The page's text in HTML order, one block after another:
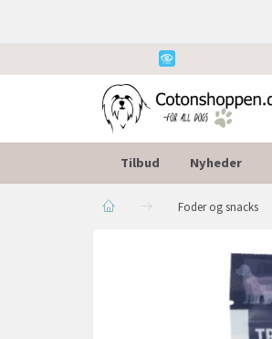
Tilbud Nyheder
Foder og snacks